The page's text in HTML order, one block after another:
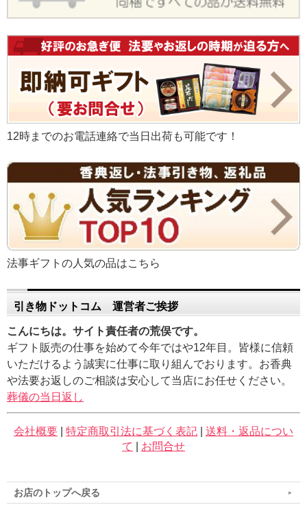
12時までのお電話連絡で当日出荷も可能です！
法事ギフトの人気の品はこちら
引き物ドットコム 運営者ご挨拶
こんにちは。サイト責任者の荒俣です。
ギフト販売の仕事を始めて今年ではや12年目。皆様に信頼
いただけるよう誠実に仕事に取り組んでおります。お香典
や法要お返しのご相談は安心して当店にお任せください。
葬儀の当日返し
会社概要 特定商取引法に基づく表記
送料・返品につい
て
お問合せ
お店のトップへ戻る